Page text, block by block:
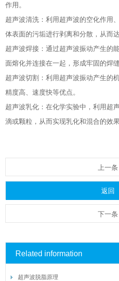
作用。
超声波清洗：利用超声波的空化作用
体表面的污垢进行剥离和分散，从而
超声波焊接：通过超声波振动产生的
面熔化并连接在一起，形成牢固的焊缝
超声波切割：利用超声波振动产生的
精度高、速度快等优点。
超声波乳化：在化学实验中，利用超
滴或颗粒，从而实现乳化和混合的效果
上一条
返回
下一条
Related information
超声波脱脂原理